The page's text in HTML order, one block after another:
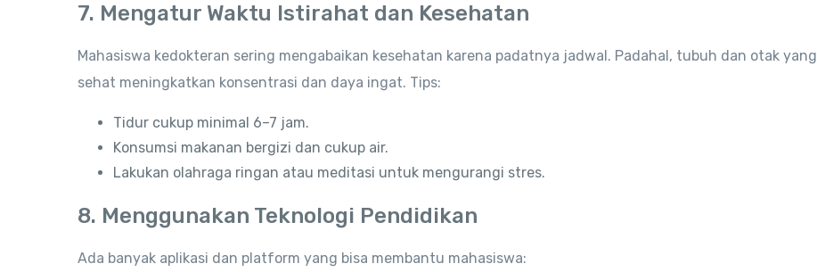
7. Mengatur Waktu Istirahat dan Kesehatan
Mahasiswa kedokteran sering mengabaikan kesehatan karena padatnya jadwal. Padahal, tubuh dan otak yang
sehat meningkatkan konsentrasi dan daya ingat. Tips:
Tidur cukup minimal 6–7 jam.
Konsumsi makanan bergizi dan cukup air.
Lakukan olahraga ringan atau meditasi untuk mengurangi stres.
8. Menggunakan Teknologi Pendidikan
Ada banyak aplikasi dan platform yang bisa membantu mahasiswa: